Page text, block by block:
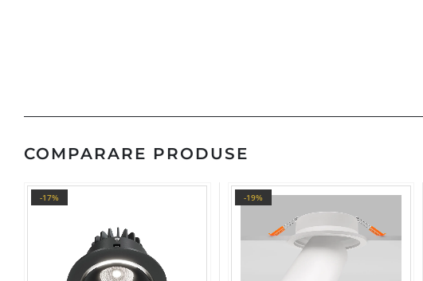
COMPARARE PRODUSE
-17% -19%